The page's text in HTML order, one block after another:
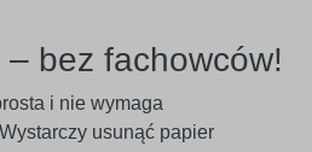
bez fachowców!
i nie wymaga
usunąć papier